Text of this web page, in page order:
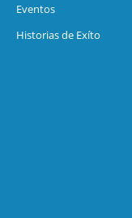
Eventos
Historias de Exíto